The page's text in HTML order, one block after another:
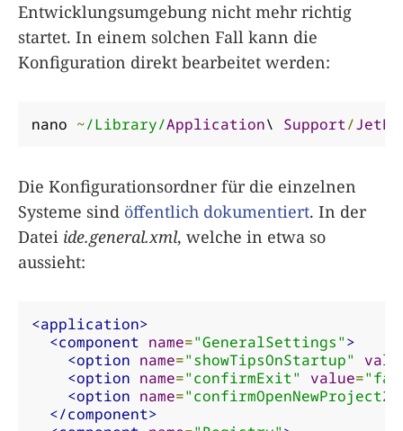
Entwicklungsumgebung nicht mehr richtig
startet. In einem solchen Fall kann die
Konfiguration direkt bearbeitet werden:
nano ~/Library/Application\ Support/
Die Konfigurationsordner für die einzelnen
Systeme sind öffentlich dokumentiert. In der
Datei ide.general.xml, welche in etwa so
aussieht:
<application>
<component name="GeneralSettings">
<option name="showTipsOnStartup"
<option name="confirmExit" value=
<option name="confirmOpenNewProject2"
</component>